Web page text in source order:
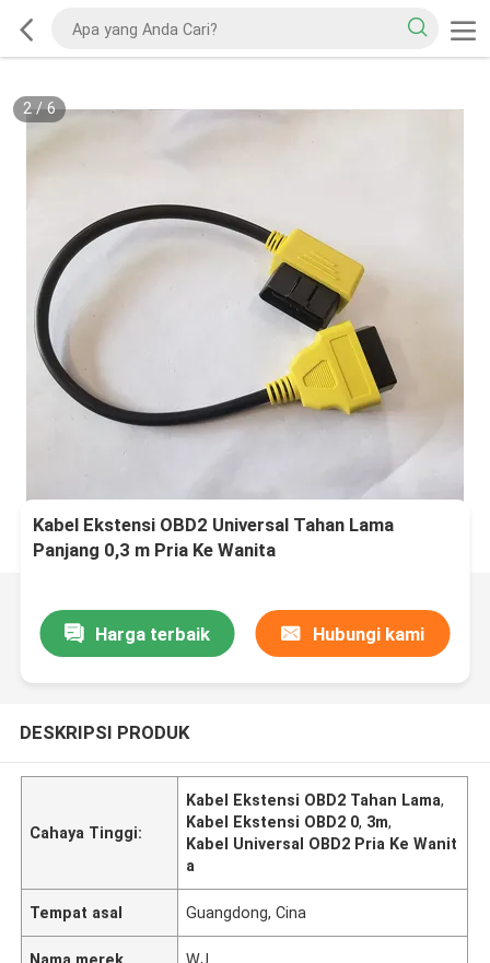
2/6
Kabel Ekstensi OBD2 Universal Tahan Lama
Panjang 0,3 m Pria Ke Wanita
Harga terbaik Hubungi kami
DESKRIPSI PRODUK
Cahaya Tinggi:
Kabel Ekstensi OBD2 Tahan Lama,
Kabel Ekstensi OBD2 0, 3m,
Kabel Universal OBD2 Pria Ke Wanit
a
Tempat asal Guangdong, Cina
Nama merek WJ